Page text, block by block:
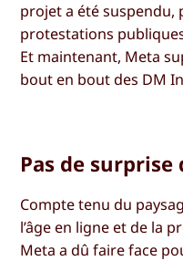
projet a été suspendu,
protestations
Et maintenant, Meta
bout en bout des DM
Pas de
Compte tenu du
l’âge en ligne et de la
Meta a dû faire face